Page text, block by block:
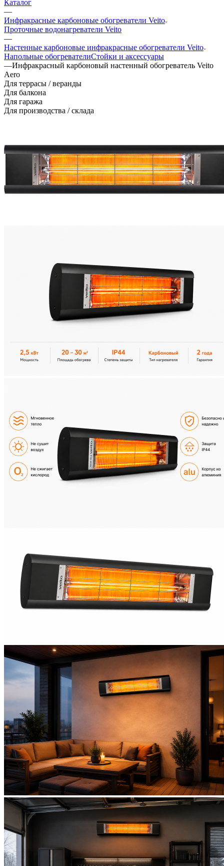
Каталог
—
Инфракрасные карбоновые обогреватели Veito
Проточные водонагреватели Veito
—
Настенные карбоновые инфракрасные обогреватели Veito
Напольные обогревателиСтойки и аксессуары
—Инфракрасный карбоновый настенный обогреватель Veito
Aero
Для террасы / веранды
Для балкона
Для гаража
Для производства / склада